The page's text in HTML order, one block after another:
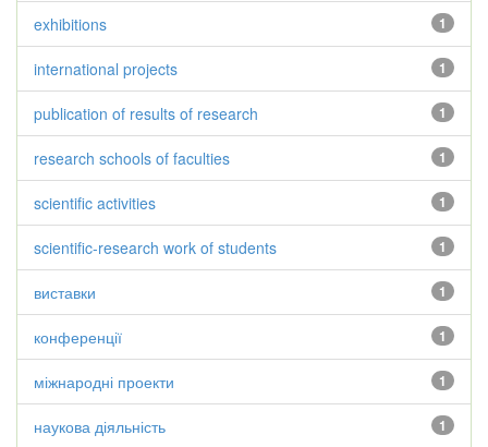
1
exhibitions
1
international projects
1
publication of results of research
1
research schools of faculties
1
scientific activities
1
scientific-research work of students
1
виставки
1
конференції
1
міжнародні проекти
1
наукова діяльність